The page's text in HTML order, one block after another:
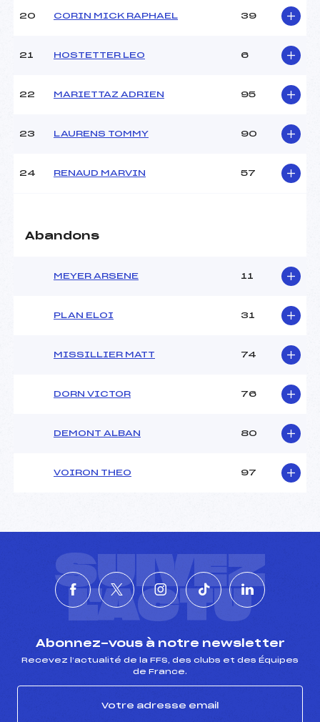
20 CORIN MICK RAPHAEL 39
21 HOSTETTER LEO 6
22 MARIETTAZ ADRIEN 95
23 LAURENS TOMMY 90
24 RENAUD MARVIN 57
Abandons
MEYER ARSENE 11
PLAN ELOI 31
MISSILLIER MATT 74
DORN VICTOR 76
DEMONT ALBAN 80
VOIRON THEO 97
SUIVEZ
L'ACTU
Abonnez-vous à notre newsletter
Recevez l’actualité de la FFS, des clubs et des Équipes
de France.